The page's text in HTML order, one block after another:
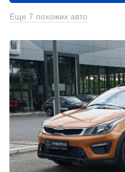
Еще 7 похожих авто